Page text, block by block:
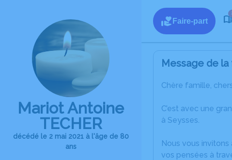
Mariot Antoine
TECHER
décédé le 2 mai 2021 à l'âge de 80
ans
Faire-part
Message de
Chère famille,
C’est avec une
à Seysses.
Nous vous
vos pensées à